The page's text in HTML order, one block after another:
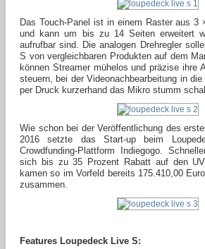
Das Touch-Panel ist in einem Raster aus 3
und kann um bis zu 14 Seiten erweitert
aufrufbar sind. Die analogen Drehregler
S von vergleichbaren Produkten auf dem
können Streamer mühelos und präzise ihre
steuern, bei der Videonachbearbeitung in
per Druck kurzerhand das Mikro stumm
Wie schon bei der Veröffentlichung des
2016 setzte das Start-up beim
Crowdfunding-Plattform Indiegogo.
sich bis zu 35 Prozent Rabatt auf den
kamen so im Vorfeld bereits 175.410,00
zusammen.
Features Loupedeck Live S: